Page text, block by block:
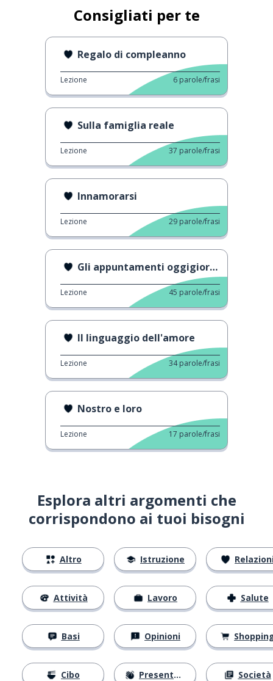
Consigliati per te
Regalo di compleanno
Lezione 6 parole/frasi
Sulla famiglia reale
Lezione 37 parole/frasi
Innamorarsi
Lezione 29 parole/frasi
Gli appuntamenti oggigiorno
Lezione 45 parole/frasi
Il linguaggio dell'amore
Lezione 34 parole/frasi
Nostro e loro
Lezione 17 parole/frasi
Esplora altri argomenti che
corrispondono ai tuoi bisogni
Altro
Attività
Basi
Cibo
Istruzione
Lavoro
Opinioni
Presentarsi
Salute
Società